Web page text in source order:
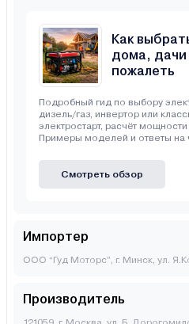
Как
дома, дачи
пожалеть
Подробный гид по выбору
дизель/газ, инвертор или
электростарт, расчёт
Примеры моделей и ответы на
Смотреть обзор
Импортер
ООО “Гуд Моторс”, г. Минск, ул.
Производитель